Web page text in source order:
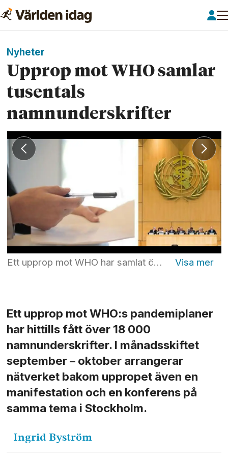
Nyheter
Upprop mot WHO samlar
tusentals
namnunderskrifter
Ett upprop mot WHO har samlat över 16 600 namnunderskrifter. Foto: Pexels & Peter Klaunzer/AP/TT & Peter Klaunzer/AP/TT
Ett upprop mot WHO:s pandemiplaner
har hittills fått över 18 000
namnunderskrifter. I månadsskiftet
september – oktober arrangerar
nätverket bakom uppropet även en
manifestation och en konferens på
samma tema i Stockholm.
Ingrid Byström